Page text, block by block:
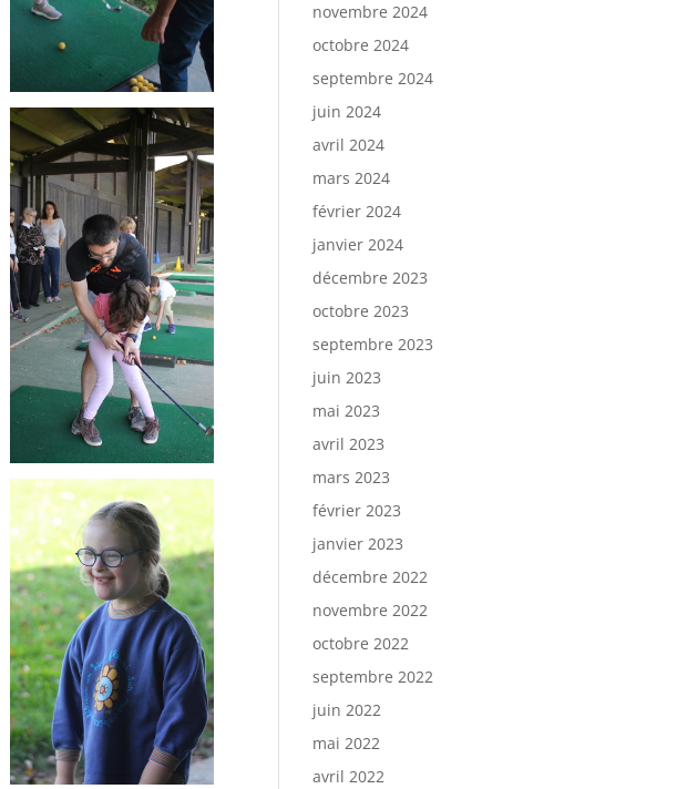
novembre 2024
octobre 2024
septembre 2024
juin 2024
avril 2024
mars 2024
février 2024
janvier 2024
décembre 2023
octobre 2023
septembre 2023
juin 2023
mai 2023
avril 2023
mars 2023
février 2023
janvier 2023
décembre 2022
novembre 2022
octobre 2022
septembre 2022
juin 2022
mai 2022
avril 2022